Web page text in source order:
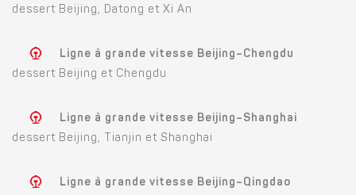
dessert Beijing, Datong et Xi An
Ligne à grande vitesse Beijing–Chengdu
dessert Beijing et Chengdu
Ligne à grande vitesse Beijing–Shanghai
dessert Beijing, Tianjin et Shanghai
Ligne à grande vitesse Beijing–Qingdao